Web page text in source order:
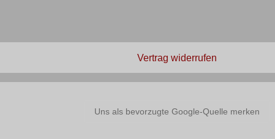
Vertrag widerrufen
Uns als bevorzugte Google-Quelle merken